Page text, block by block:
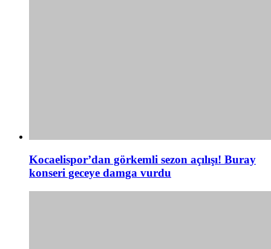
Kocaelispor’dan görkemli sezon açılışı! Buray
konseri geceye damga vurdu